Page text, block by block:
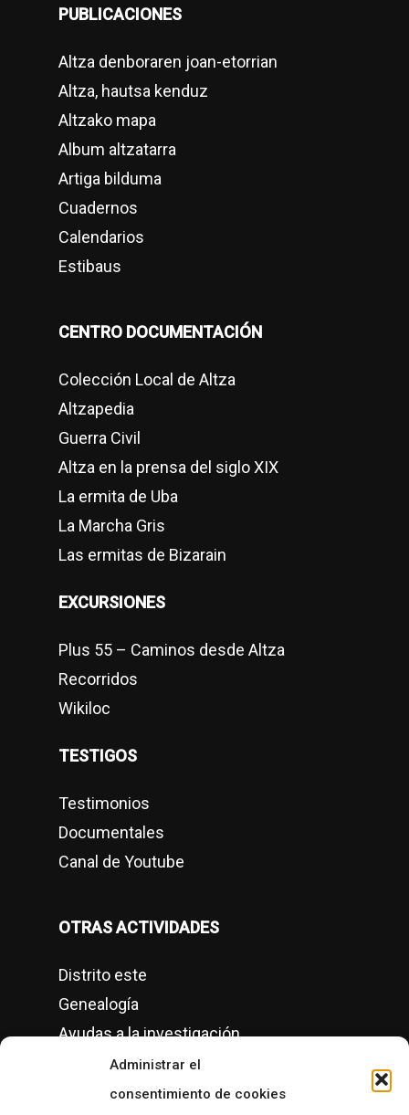
Administrar el
consentimiento de cookies
PUBLICACIONES
Altza denboraren joan-etorrian
Altza, hautsa kenduz
Altzako mapa
Album altzatarra
Artiga bilduma
Cuadernos
Calendarios
Estibaus
CENTRO DOCUMENTACIÓN
Colección Local de Altza
Altzapedia
Guerra Civil
Altza en la prensa del siglo XIX
La ermita de Uba
La Marcha Gris
Las ermitas de Bizarain
EXCURSIONES
Plus 55 – Caminos desde Altza
Recorridos
Wikiloc
TESTIGOS
Testimonios
Documentales
Canal de Youtube
OTRAS ACTIVIDADES
Distrito este
Genealogía
Ayudas a la investigación
Conciertos
Semanas culturales